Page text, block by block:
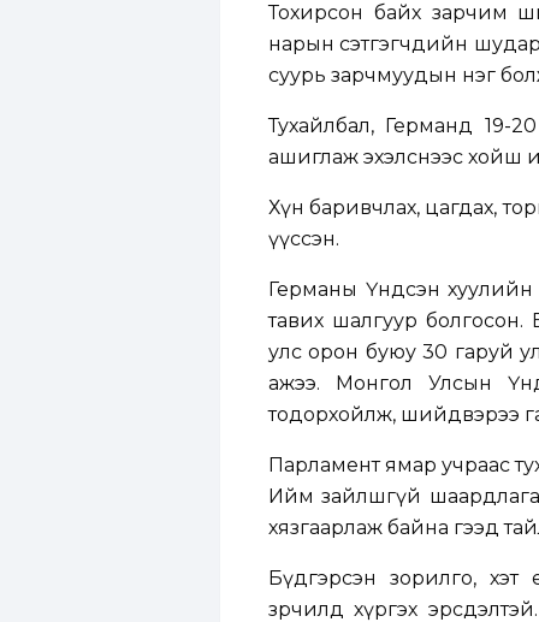
Тохирсон байх зарчим
нарын сэтгэгчдийн
суурь зарчмуудын нэг
Тухайлбал, Германд 19-
ашиглаж эхэлснээс хойш
Хүн баривчлах, цагдах,
үүссэн.
Германы Үндсэн хуулийн
тавих шалгуур
улс орон буюу 30 гаруй
ажээ. Монгол Улсын
тодорхойлж, шийдвэрээ
Парламент ямар учраас
Ийм зайлшгүй
хязгаарлаж байна гээд
Бүдгэрсэн зорилго, хэт
зөрчилд хүргэх